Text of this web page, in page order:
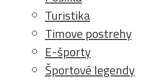
Turistika
Timove postrehy
E-športy
Športové legendy